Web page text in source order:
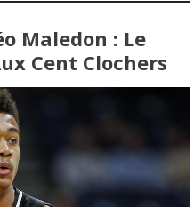
Maledon : Le
Cent Clochers